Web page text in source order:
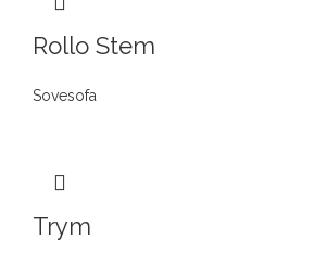
Rollo Stem
Sovesofa
Trym